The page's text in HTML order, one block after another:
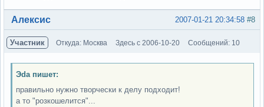
Вне форума #8
2007-01-21 20:34:58
Алексис
Участник Откуда: Москва Здесь с 2006-10-20 Сообщений: 10
Эda пишет:
правильно нужно творчески к делу подходит!
а то "розкошелится"...